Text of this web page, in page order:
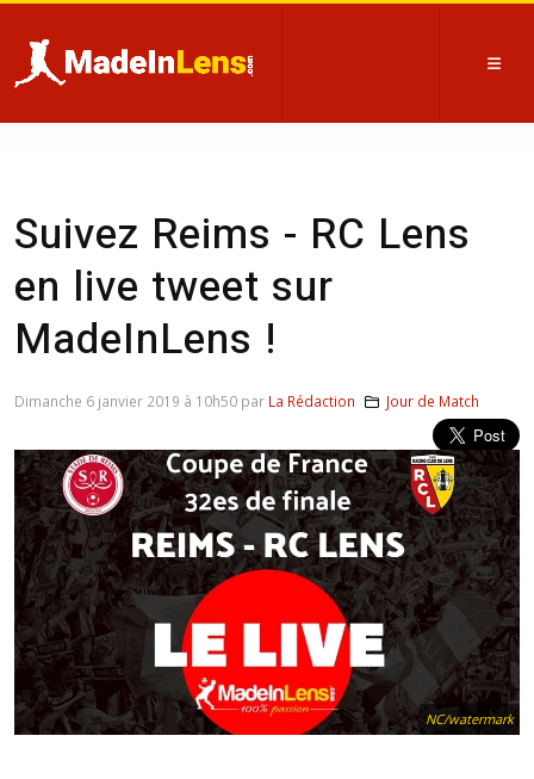
Suivez Reims - RC Lens
en live tweet sur
MadeInLens !
NC/watermark
Dimanche 6 janvier 2019 à 10h50 par La Rédaction Jour de Match